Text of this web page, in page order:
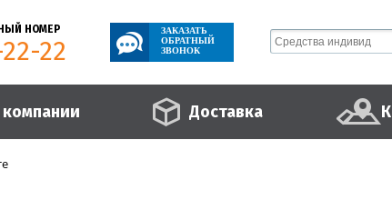
НОМЕР
22
ЗАКАЗАТЬ
ОБРАТНЫЙ
ЗВОНОК
Доставка